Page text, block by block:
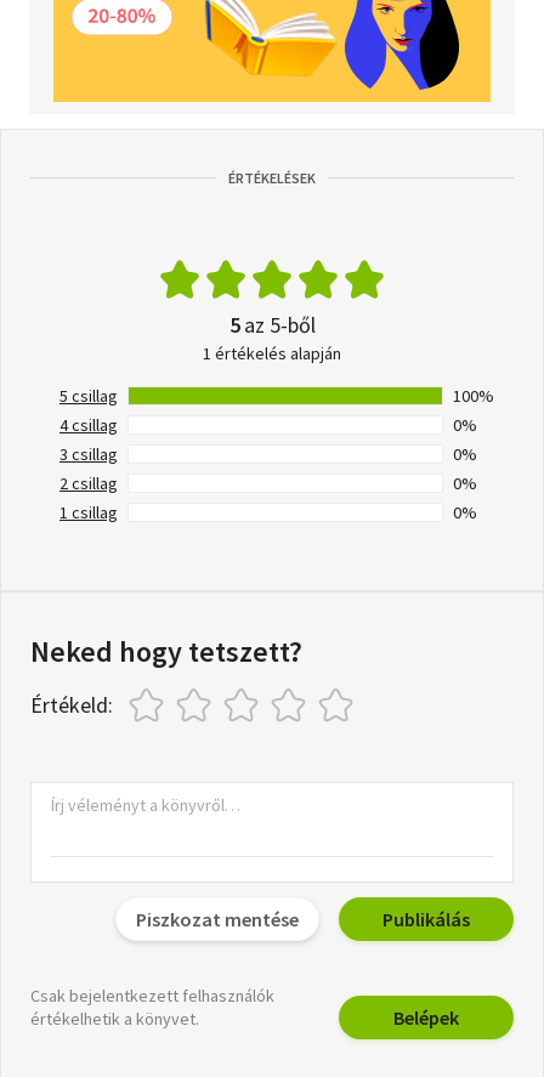
ÉRTÉKELÉSEK
5az 5-ből
1 értékelés alapján
5 csillag
100%
4 csillag
0%
3 csillag
0%
2 csillag
0%
1 csillag
0%
Neked hogy tetszett?
Értékeld:
Piszkozat mentése Publikálás
Csak bejelentkezett felhasználók
értékelhetik a könyvet.
Belépek